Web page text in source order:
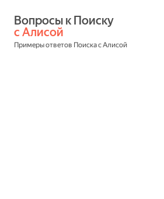
с Алисой
Примеры ответов Поиска с Алисой